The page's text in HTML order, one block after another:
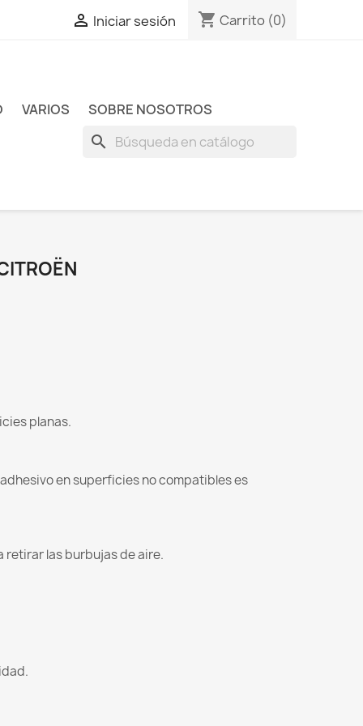
 Iniciar sesión shopping_cart Carrito (0)
VARIOS SOBRE NOSOTROS
search
planas.
en superficies no compatibles es
retirar las burbujas de aire.